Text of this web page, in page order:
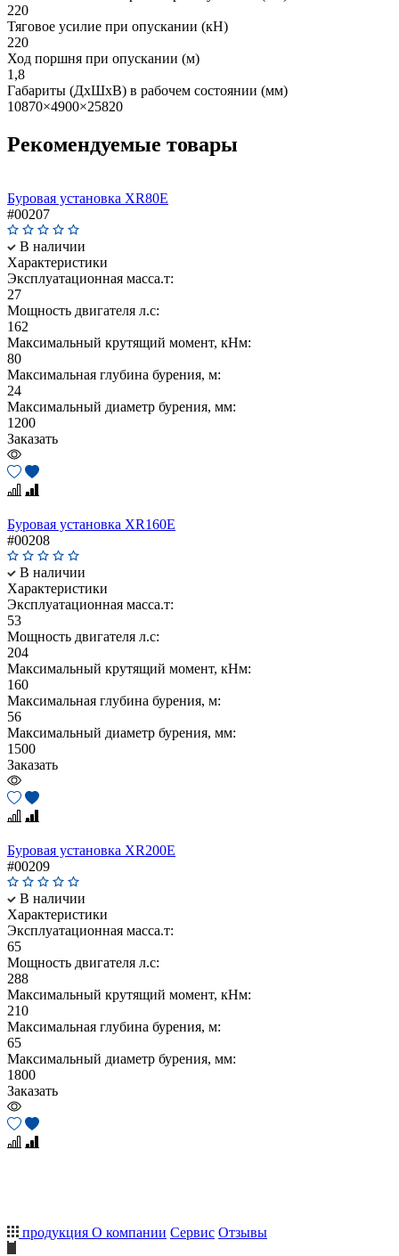
220
Тяговое усилие при опускании (кН)
220
Ход поршня при опускании (м)
1,8
Габариты (ДхШхВ) в рабочем состоянии (мм)
10870×4900×25820
Рекомендуемые товары
Буровая установка XR80E
#00207
В наличии
Характеристики
Эксплуатационная масса.т:
27
Мощность двигателя л.с:
162
Maксимальный крутящий момент, кНм:
80
Максимальная глубина бурения, м:
24
Максимальный диаметр бурения, мм:
1200
Заказать
Буровая установка XR160E
#00208
В наличии
Характеристики
Эксплуатационная масса.т:
53
Мощность двигателя л.с:
204
Maксимальный крутящий момент, кНм:
160
Максимальная глубина бурения, м:
56
Максимальный диаметр бурения, мм:
1500
Заказать
Буровая установка XR200E
#00209
В наличии
Характеристики
Эксплуатационная масса.т:
65
Мощность двигателя л.с:
288
Maксимальный крутящий момент, кНм:
210
Максимальная глубина бурения, м:
65
Максимальный диаметр бурения, мм:
1800
Заказать
продукция О компании Сервис Отзывы